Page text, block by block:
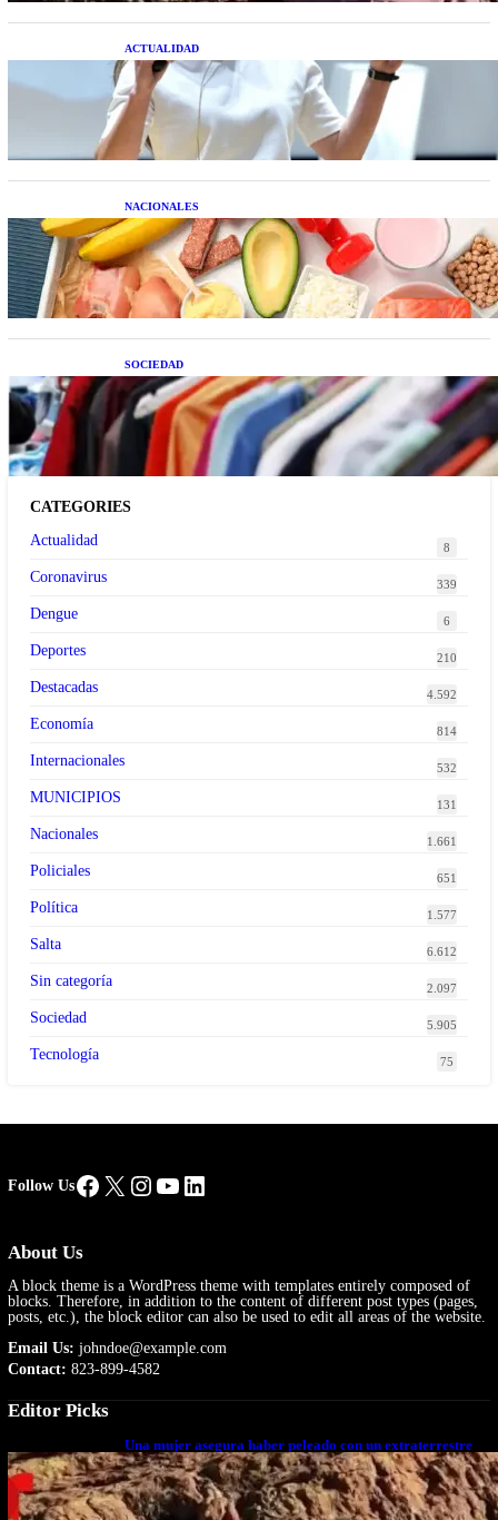
ACTUALIDAD
La startup creada por una salteña que busca
resolver el estrés financiero en Latinoamérica
NACIONALES
Nutrición inteligente: Cinco superalimentos de
temporada que deberías sumar a tu dieta este mes
SOCIEDAD
Las grandes marcas globales se suman a la
tendencia de la ropa de segunda mano premium
CATEGORIES
Actualidad
8
Coronavirus 339
Dengue 6
Deportes 210
Destacadas 4.592
Economía 814
Internacionales 532
MUNICIPIOS 131
Nacionales 1.661
Policiales 651
Política 1.577
Salta 6.612
Sin categoría 2.097
Sociedad 5.905
Tecnología 75
Follow UsFacebook
X Instagram
YouTube
LinkedIn
About Us
A block theme is a WordPress theme with templates entirely composed of
blocks. Therefore, in addition to the content of different post types (pages,
posts, etc.), the block editor can also be used to edit all areas of the website.
Email Us: johndoe@example.com
Contact: 823-899-4582
Editor Picks
Una mujer asegura haber peleado con un extraterrestre
cuerpo a cuerpo